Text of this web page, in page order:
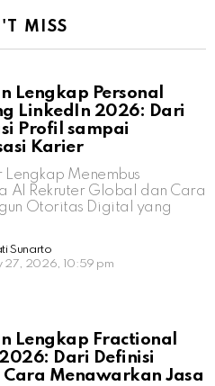
MISS
Lengkap Personal
LinkedIn 2026: Dari
Profil sampai
Karier
Lengkap Menembus
AI Rekruter Global dan Cara
Otoritas Digital yang
Sunarto
27, 2026, 10:59 pm
Lengkap Fractional
Dari Definisi
Menawarkan Jasa